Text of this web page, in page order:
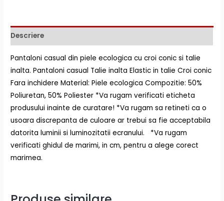
Descriere
Pantaloni casual din piele ecologica cu croi conic si talie
inalta. Pantaloni casual Talie inalta Elastic in talie Croi conic
Fara inchidere Material: Piele ecologica Compozitie: 50%
Poliuretan, 50% Poliester *Va rugam verificati eticheta
produsului inainte de curatare! *Va rugam sa retineti ca o
usoara discrepanta de culoare ar trebui sa fie acceptabila
datorita luminii si luminozitatii ecranului. *Va rugam
verificati ghidul de marimi, in cm, pentru a alege corect
marimea.